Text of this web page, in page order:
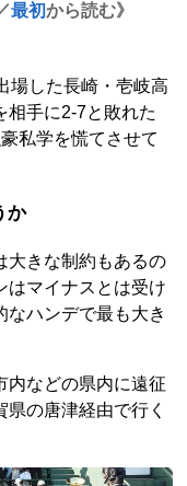
最初から読む》
場した長崎・壱岐高
相手に2-7と敗れた
私学を慌てさせて
か
きな制約もあるの
はマイナスとは受け
なハンデで最も大き
などの県内に遠征
の唐津経由で行く